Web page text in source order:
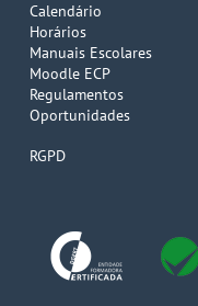
Calendário
Horários
Manuais Escolares
Moodle ECP
Regulamentos
Oportunidades
RGPD